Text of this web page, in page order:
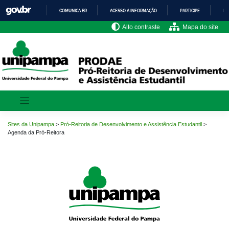
para
o
conteúdo
IR
PARA
COMUNICA BR ACESSO À INFORMAÇÃO PARTICIPE
Alto contraste Mapa do site
Sites da Unipampa > Pró-Reitoria de Desenvolvimento e Assistência Estudantil >
Agenda da Pró-Reitora